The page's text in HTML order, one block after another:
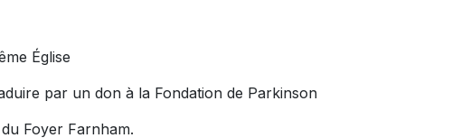
Église
par un don à la Fondation de Parkinson
Foyer Farnham.